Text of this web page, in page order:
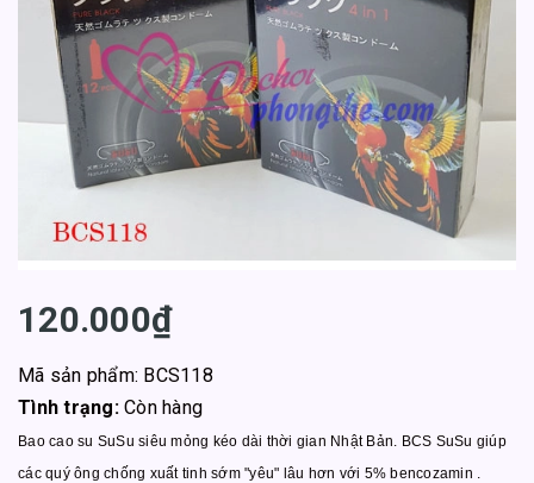
120.000₫
Mã sản phẩm: BCS118
Tình trạng: Còn hàng
Bao cao su SuSu siêu mỏng kéo dài thời gian Nhật Bản. BCS SuSu giúp
các quý ông chống xuất tinh sớm "yêu" lâu hơn với 5% bencozamin .